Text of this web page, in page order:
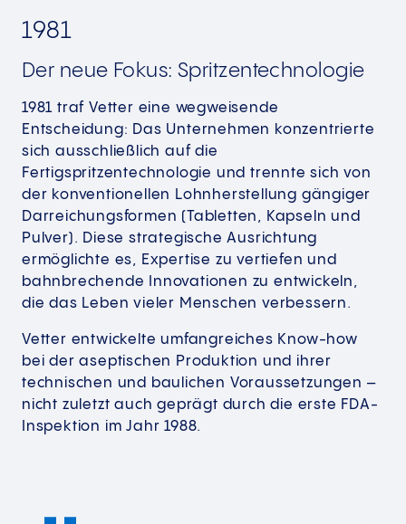
1981
Der neue Fokus: Spritzentechnologie​​
1981 traf Vetter eine wegweisende
Entscheidung: Das Unternehmen konzentrierte
sich ausschließlich auf die
Fertigspritzentechnologie und trennte sich von
der konventionellen Lohnherstellung gängiger
Darreichungsformen (Tabletten, Kapseln und
Pulver). Diese strategische Ausrichtung
ermöglichte es, Expertise zu vertiefen und
bahnbrechende Innovationen zu entwickeln,
die das Leben vieler Menschen verbessern. ​
​Vetter entwickelte umfangreiches Know-how
bei der aseptischen Produktion und ihrer
technischen und baulichen Voraussetzungen –
nicht zuletzt auch geprägt durch die erste FDA-
Inspektion im Jahr 1988.